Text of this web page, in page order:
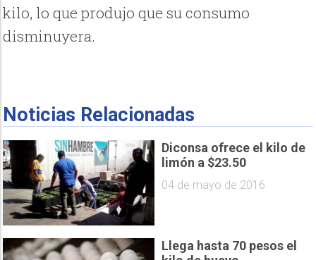
kilo, lo que produjo que su consumo
disminuyera.
Noticias Relacionadas
Diconsa ofrece el kilo de
limón a $23.50
04 de mayo de 2016
Llega hasta 70 pesos el